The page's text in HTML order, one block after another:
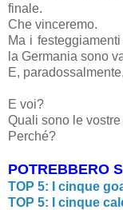
finale.
Che vinceremo.
Ma i
la Germania sono
E,
E voi?
Quali sono le
Perché?
POTREBBERO
TOP 5: I cinque
TOP 5: I cinque